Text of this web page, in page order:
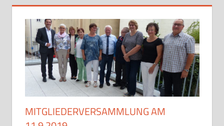
MITGLIEDERVERSAMMLUNG AM